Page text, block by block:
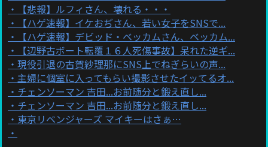
【悲報】ルフィさん、壊れる・・・
【ハゲ速報】イケおぢさん、若い女子をSNSで...
【ハゲ速報】デビッド・ベッカムさん、ベッカム...
【辺野古ボート転覆１６人死傷事故】呆れた逆ギ...
現役引退の古賀紗理那にSNS上でねぎらいの声...
主婦に個室に入ってもらい撮影させたイッてるオ...
チェンソーマン 吉田...お前随分と鍛え直し...
チェンソーマン 吉田...お前随分と鍛え直し...
東京リベンジャーズ マイキーはさぁ…